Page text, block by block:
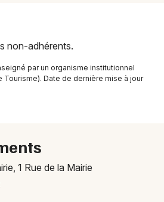
non-adhérents.
par un organisme institutionnel
Tourisme). Date de dernière mise à jour
1 Rue de la Mairie